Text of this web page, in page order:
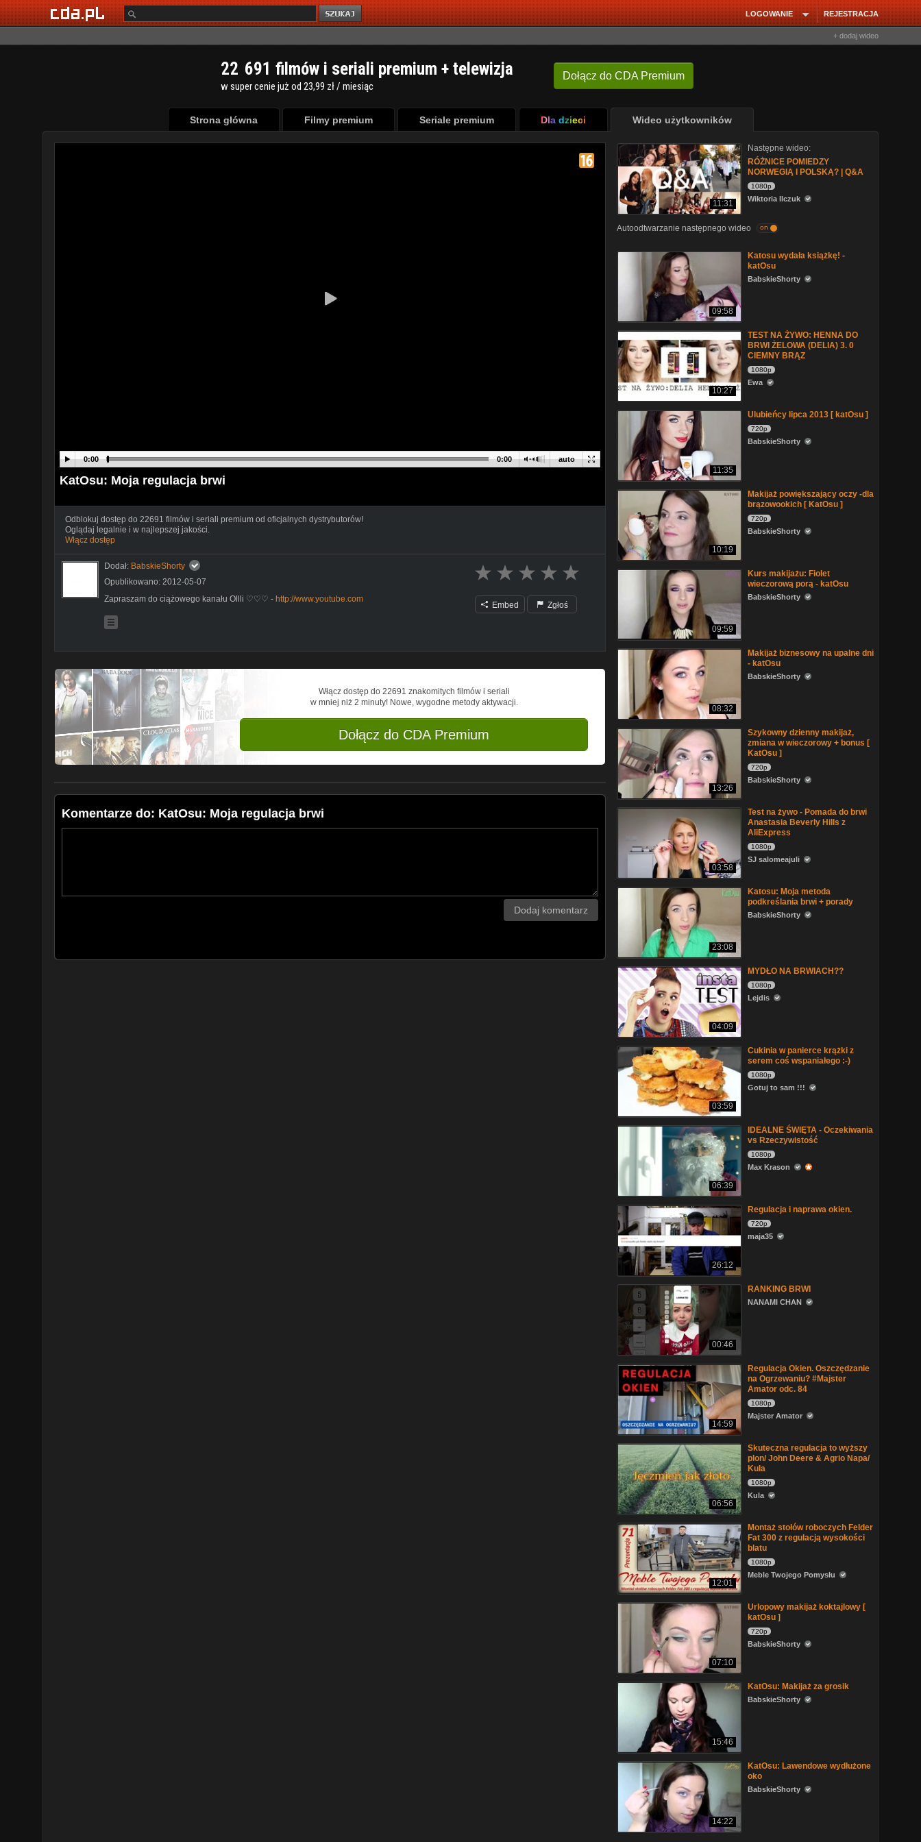
REJESTRACJA
LOGOWANIE
+ dodaj wideo
Dołącz do CDA Premium
22 691 filmów i seriali premium + telewizja
w super cenie już od 23,99 zł / miesiąc
Strona główna Filmy premium Seriale premium Dla dzieci Wideo użytkowników
auto
0:00 0:00
KatOsu: Moja regulacja brwi
Odblokuj dostęp do 22691 filmów i seriali premium od oficjalnych dystrybutorów!
Oglądaj legalnie i w najlepszej jakości.
Włącz dostęp
Dodał: BabskieShorty
Opublikowano: 2012-05-07
Zapraszam do ciążowego kanału Ollli ♡♡♡ - http://www.youtube.com
Embed Zgłoś
Włącz dostęp do 22691 znakomitych filmów i seriali
w mniej niż 2 minuty! Nowe, wygodne metody aktywacji.
Dołącz do CDA Premium
Komentarze do: KatOsu: Moja regulacja brwi
Dodaj komentarz
11:31
Następne wideo:
RÓŻNICE POMIEDZY
NORWEGIĄ I POLSKĄ? | Q&A
1080p
Wiktoria Ilczuk
Autoodtwarzanie następnego wideo on
09:58
Katosu wydała książkę! -
katOsu
BabskieShorty
10:27
TEST NA ŻYWO: HENNA DO
BRWI ŻELOWA (DELIA) 3. 0
CIEMNY BRĄZ
1080p
Ewa
11:35
Ulubieńcy lipca 2013 [ katOsu ]
720p
BabskieShorty
10:19
Makijaż powiększający oczy -dla
brązowookich [ KatOsu ]
720p
BabskieShorty
09:59
Kurs makijażu: Fiolet
wieczorową porą - katOsu
BabskieShorty
08:32
Makijaż biznesowy na upalne dni
- katOsu
BabskieShorty
13:26
Szykowny dzienny makijaż,
zmiana w wieczorowy + bonus [
KatOsu ]
720p
BabskieShorty
03:58
Test na żywo - Pomada do brwi
Anastasia Beverly Hills z
AliExpress
1080p
SJ salomeajuli
23:08
Katosu: Moja metoda
podkreślania brwi + porady
BabskieShorty
04:09
MYDŁO NA BRWIACH??
1080p
Lejdis
03:59
Cukinia w panierce krążki z
serem coś wspaniałego :-)
1080p
Gotuj to sam !!!
06:39
IDEALNE ŚWIĘTA - Oczekiwania
vs Rzeczywistość
1080p
Max Krason
26:12
Regulacja i naprawa okien.
720p
maja35
00:46
RANKING BRWI
NANAMI CHAN
14:59
Regulacja Okien. Oszczędzanie
na Ogrzewaniu? #Majster
Amator odc. 84
1080p
Majster Amator
06:56
Skuteczna regulacja to wyższy
plon/ John Deere & Agrio Napa/
Kula
1080p
Kula
12:01
Montaż stołów roboczych Felder
Fat 300 z regulacją wysokości
blatu
1080p
Meble Twojego Pomysłu
07:10
Urlopowy makijaż koktajlowy [
katOsu ]
720p
BabskieShorty
15:46
KatOsu: Makijaż za grosik
BabskieShorty
14:22
KatOsu: Lawendowe wydłużone
oko
BabskieShorty